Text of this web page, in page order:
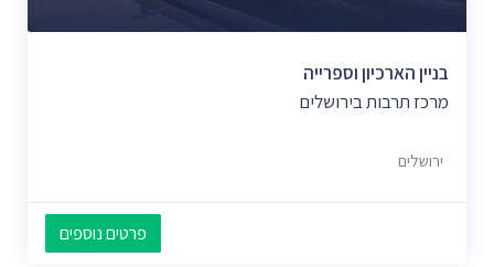
בניין הארכיון וספרייה
מרכז תרבות בירושלים
ירושלים
פרטים נוספים